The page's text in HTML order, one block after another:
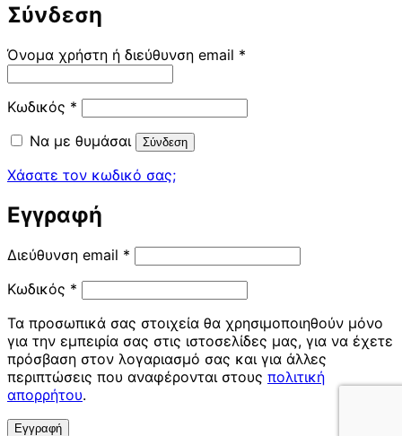
Σύνδεση
Όνομα χρήστη ή διεύθυνση email *
Κωδικός * Απαιτείται
Να με θυμάσαι
Σύνδεση
Χάσατε τον κωδικό σας;
Εγγραφή
Διεύθυνση email * Απαιτείται
Κωδικός * Απαιτείται
Τα προσωπικά σας στοιχεία θα χρησιμοποιηθούν μόνο
για την εμπειρία σας στις ιστοσελίδες μας, για να έχετε
πρόσβαση στον λογαριασμό σας και για άλλες
περιπτώσεις που αναφέρονται στους πολιτική
απορρήτου.
Εγγραφή